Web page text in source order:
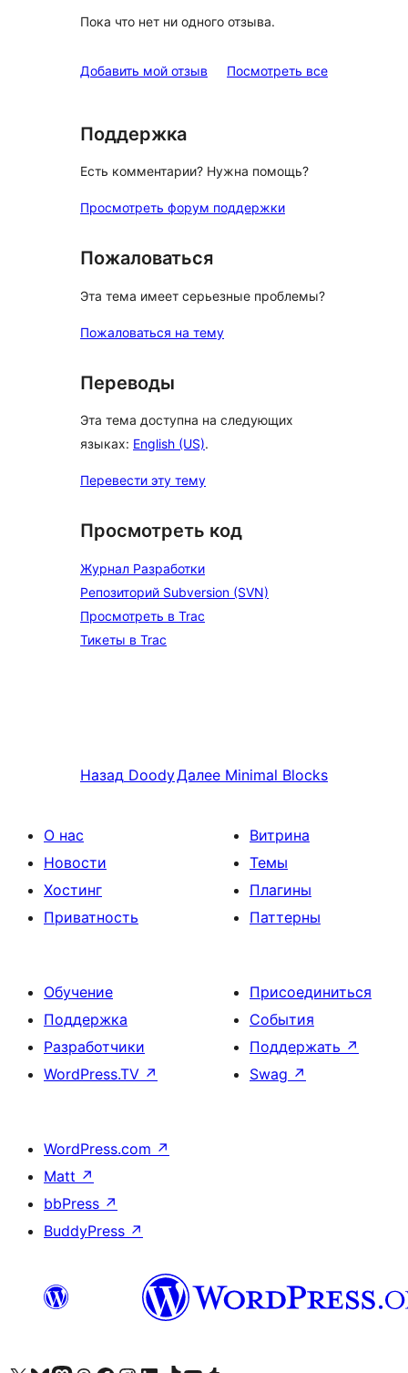
Пока что нет ни одного отзыва.
Добавить мой отзыв Посмотреть всеотзывы
Поддержка
Есть комментарии? Нужна помощь?
Просмотреть форум поддержки
Пожаловаться
Эта тема имеет серьезные проблемы?
Пожаловаться на тему
Переводы
Эта тема доступна на следующих
языках: English (US).
Перевести эту тему
Просмотреть код
Журнал Разработки
Репозиторий Subversion (SVN)
Просмотреть в Trac
Тикеты в Trac
Назад DoodyДалее Minimal Blocks
О нас
Новости
Хостинг
Приватность
Витрина
Темы
Плагины
Паттерны
Обучение
Поддержка
Разработчики
WordPress.TV ↗
Присоединиться
События
Поддержать ↗
Swag ↗
WordPress.com ↗
Matt ↗
bbPress ↗
BuddyPress ↗